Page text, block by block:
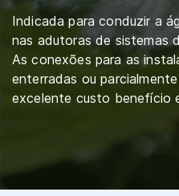
Indicada para conduzir a
nas adutoras de sistemas
As conexões para as
enterradas ou
excelente custo benefício